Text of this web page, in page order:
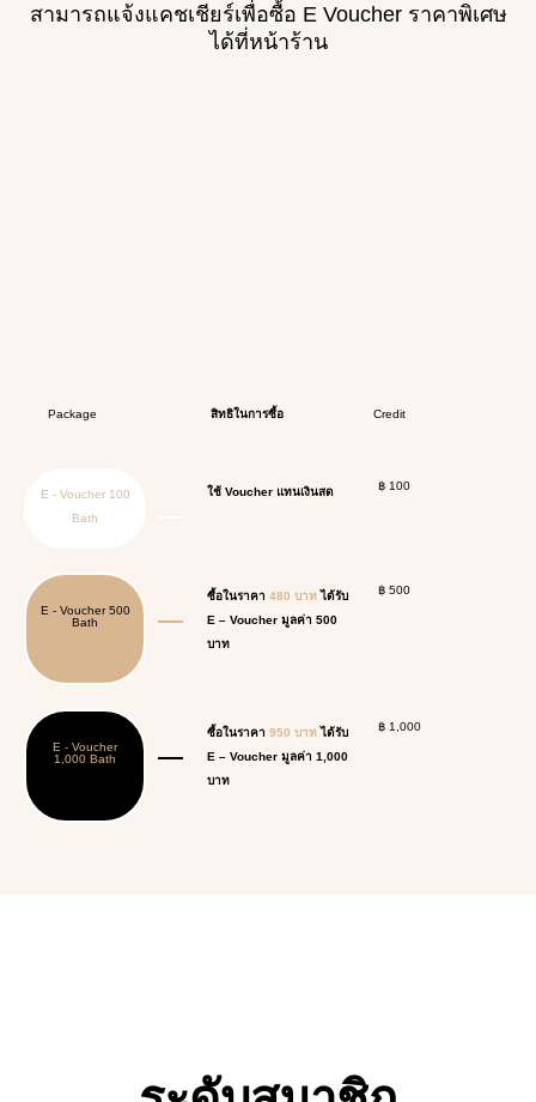
สามารถแจ้งแคชเชียร์เพื่อซื้อ E Voucher ราคาพิเศษ
ได้ที่หน้าร้าน
Package สิทธิในการซื้อ Credit
E - Voucher 100
Bath
ใช้ Voucher แทนเงินสด ฿ 100
E - Voucher 500
Bath
ซื้อในราคา 480 บาทได้รับ
E – Voucher มูลค่า 500
บาท
฿ 500
E - Voucher
1,000 Bath
ซื้อในราคา 950 บาทได้รับ
E – Voucher มูลค่า 1,000
บาท
฿ 1,000